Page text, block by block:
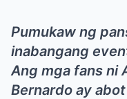
Pumukaw ng
inabangang
Ang mga fans ni
Bernardo ay